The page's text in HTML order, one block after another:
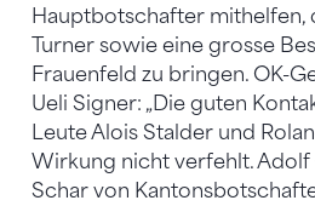
Hauptbotschafter mithelfen,
Turner sowie eine grosse
Frauenfeld zu bringen. OK-
Ueli Signer: „Die guten
Leute Alois Stalder und
Wirkung nicht verfehlt. Adolf
Schar von